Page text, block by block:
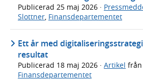
Publicerad 25 maj 2026 ·
Slottner, Finansdepartementet
Ett år med
resultat
Publicerad 18 maj 2026 · Artikel från
Finansdepartementet